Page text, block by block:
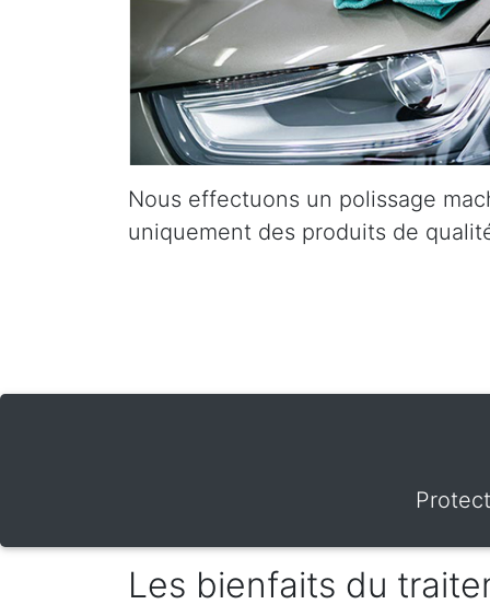
Nous effectuons un polissage
uniquement des produits de
Les bienfaits du